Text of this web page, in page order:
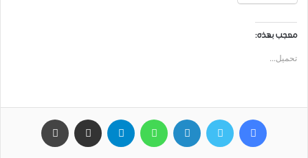
معجب بهذه:
تحميل...
فيسبوك تويتر لينكدإن واتساب تيلقرام مشاركة عبر البريد